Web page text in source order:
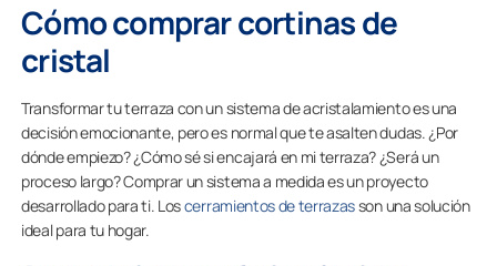
Cómo comprar cortinas de
cristal
Transformar tu terraza con un sistema de acristalamiento es una
decisión emocionante, pero es normal que te asalten dudas. ¿Por
dónde empiezo? ¿Cómo sé si encajará en mi terraza? ¿Será un
proceso largo? Comprar un sistema a medida es un proyecto
desarrollado para ti. Loscerramientos de terrazasson una solución
ideal para tu hogar.